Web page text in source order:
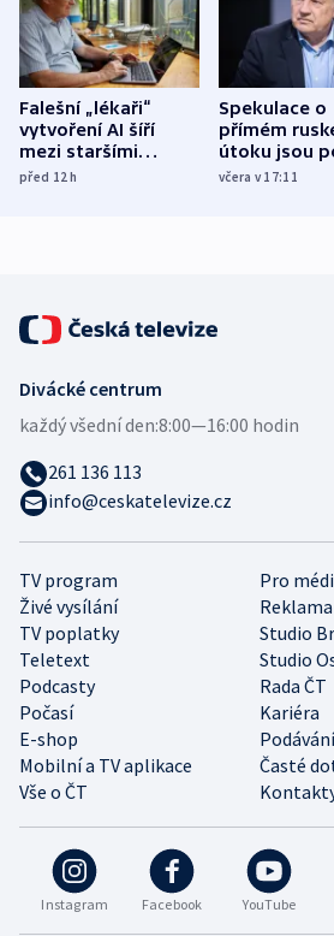
Falešní „lékaři“
vytvoření AI šíří
mezi staršími
Poláky nebezpečné
před 12h
Spekulace o
přímém
útoku jsou
míní estonský
včera v 17:11
Instagram Facebook YouTube
TV program
Pro
Živé vysílání
Reklama
TV poplatky
Studio
Teletext
Studio
Podcasty
Rada ČT
Počasí
Kariéra
E-shop
Mobilní a TV aplikace
Časté
Vše o ČT
Divácké centrum
každý všední den:8:00—16:00 hodin
261 136 113
info@ceskatelevize.cz